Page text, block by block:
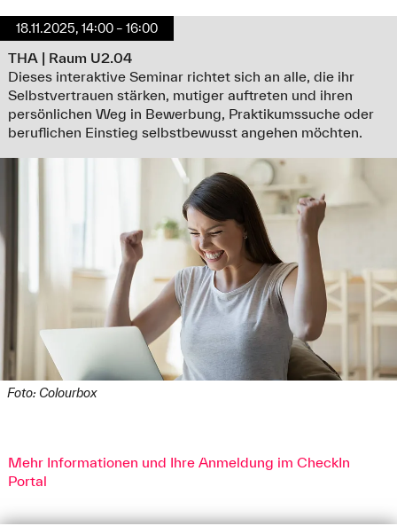
18.11.2025, 14:00 – 16:00
THA | Raum U2.04
Dieses interaktive Seminar richtet sich an alle, die ihr
Selbstvertrauen stärken, mutiger auftreten und ihren
persönlichen Weg in Bewerbung, Praktikumssuche oder
beruflichen Einstieg selbstbewusst angehen möchten.
Foto: Colourbox
Mehr Informationen und Ihre Anmeldung im CheckIn
Portal